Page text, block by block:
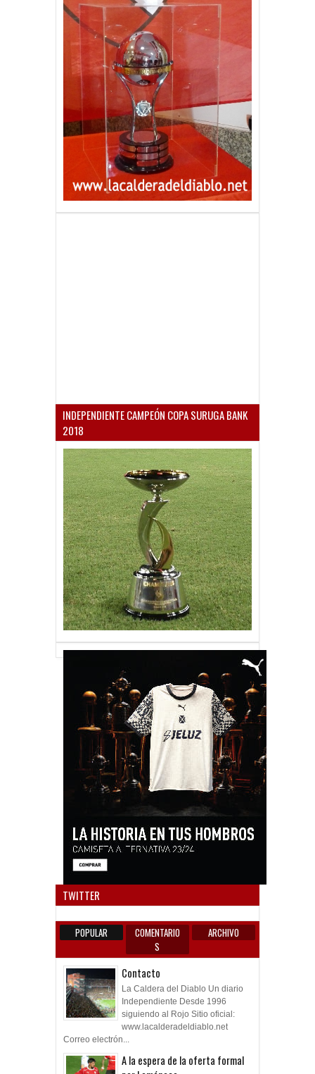
INDEPENDIENTE CAMPEÓN COPA SURUGA BANK
2018
TWITTER
POPULAR
COMENTARIO
S
ARCHIVO
Contacto
La Caldera del Diablo Un diario
Independiente Desde 1996
siguiendo al Rojo Sitio oficial:
www.lacalderadeldiablo.net
Correo electrón...
A la espera de la oferta formal